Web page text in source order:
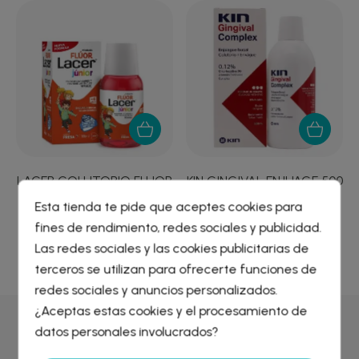
LACER COLUTORIO FLUOR
5,47 €
KIN GINGIVAL ENJUAGE 500
11,05 €
Por qué comprar enFarmacia Liceo
Crear lista de deseos
Nombre de la lista de deseos
Iniciar sesión
Debe iniciar sesión para guardar productos en su lista de
deseos.
Esta tienda te pide que aceptes cookies para
fines de rendimiento, redes sociales y publicidad.
Las redes sociales y las cookies publicitarias de
terceros se utilizan para ofrecerte funciones de
redes sociales y anuncios personalizados.
¿Aceptas estas cookies y el procesamiento de
datos personales involucrados?